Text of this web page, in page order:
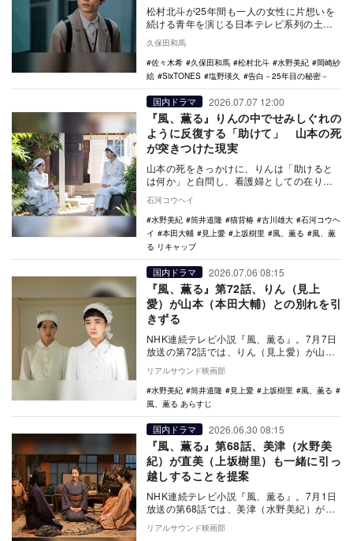
松村北斗が25年間も一人の女性に片想いを
続ける青年を演じる日本テレビ系列の土曜
レビ系）が…
久保田和馬
佐々木希
久保田和馬 松村北斗 水野美紀
岡崎紗
絵
SixTONES 塩野瑛久 告白－25年目の秘密－
国内ドラマ 2026.07.07 12:00
『風、薫る』りんの中でせみしぐれの
ように反復する「助けて」 山本の死
が突きつけた現実
山本の死をきっかけに、りんは「助けると
は何か」と自問し、看護婦としての在り方
姿も印象的だっ…
石河コウヘイ
水野美紀
筒井道隆 猫背椿 古川雄大
石河コウヘ
イ
本田大輔 見上愛 上坂樹里 風、薫る
風、薫
る リキャップ
国内ドラマ 2026.07.06 08:15
『風、薫る』第72話、りん（見上
愛）が山本（本田大輔）との別れを引
きずる
NHK連続テレビ小説『風、薫る』。7月7日
放送の第72話では、りん（見上愛）が山本
（本田大輔）との別れを引きずる。 朝ド
ラ第…
リアルサウンド映画部
水野美紀
筒井道隆 見上愛 上坂樹里
風、薫る
風、薫る あらすじ
国内ドラマ 2026.06.30 08:15
『風、薫る』第68話、美津（水野美
紀）が直美（上坂樹里）も一緒に引っ
越しすることを提案
NHK連続テレビ小説『風、薫る』。7月1日
放送の第68話では、美津（水野美紀）が直
美（上坂樹里）も一緒に引っ越しすること
を提案す…
リアルサウンド映画部